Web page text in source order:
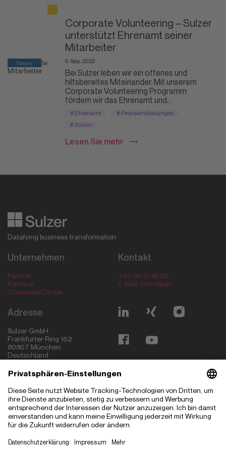
# Sulzer
Lesen Sie mehr
News
Corporate Volunteering – Sulzer
unterstützt Ehrenamt seiner
Mitarbeiter
6. Sep. 2022
Bei Sulzer leben wir ein offenes und
hilfsbereites Miteinander. Mit unserem
Corporate Volunteering Programm
fördern wir das Ehrenamt und...
# Ehrenamt
# Pressemitteilungen
# Sulzer
Lesen Sie mehr
Datafying business transformation
Unternehmen
Partner
Karriere
Download Center
Kontakt
+49 89 31 85 80
E-Mail schreiben
Adresse
Sulzer GmbH
Frankfurter Ring 162
80807 München
Deutschland
München Ingolstadt Stuttgart Magdeburg
Budapest
Szeged
Kecskemét Madrid Hyderabad
Sofia
Greenville
Impressum Datenschutzerklärung